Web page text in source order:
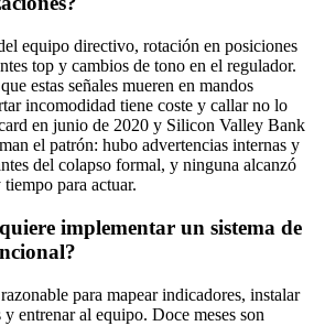
equipo directivo, rotación en posiciones
top y cambios de tono en el regulador.
estas señales mueren en mandos
incomodidad tiene coste y callar no lo
en junio de 2020 y Silicon Valley Bank
el patrón: hubo advertencias internas y
del colapso formal, y ninguna alcanzó
para actuar.
implementar un sistema de
para mapear indicadores, instalar
entrenar al equipo. Doce meses son